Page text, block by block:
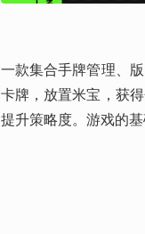
一款集合手牌管理、
卡牌，放置米宝，获
提升策略度。游戏的